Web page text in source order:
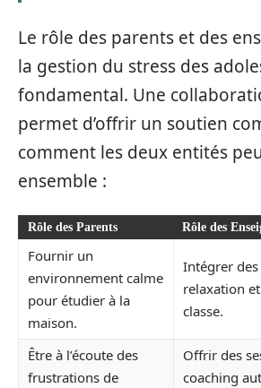
Le rôle des parents et des
la gestion du stress des
fondamental. Une
permet d’offrir un soutien
comment les deux entités
ensemble :
Rôle des Parents Rôle des
Fournir un
environnement calme
pour étudier à la
maison.
Intégrer
relaxation
classe.
Être à l’écoute des
frustrations de
Offrir des
coaching